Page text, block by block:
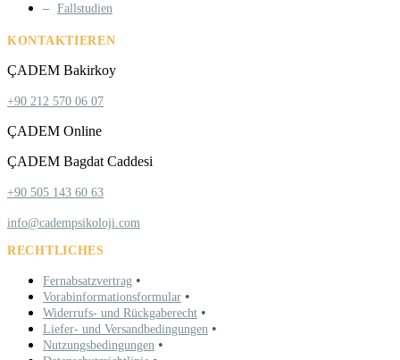
Fallstudien
KONTAKTIEREN
ÇADEM Bakirkoy
+90 212 570 06 07
ÇADEM Online
ÇADEM Bagdat Caddesi
+90 505 143 60 63
info@cadempsikoloji.com
RECHTLICHES
Fernabsatzvertrag •
Vorabinformationsformular •
Widerrufs- und Rückgaberecht •
Liefer- und Versandbedingungen •
Nutzungsbedingungen •